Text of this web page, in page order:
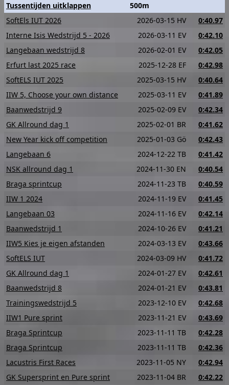
Tussentijden uitklappen
500m
SoftEls IUT 2026
2026-03-15 HV 0:40.97
Interne Isis Wedstrijd 5 - 2026
2026-03-11 EV 0:42.10
Langebaan wedstrijd 8
2026-02-01 EV 0:42.05
Erfurt last 2025 race
2025-12-28 EF 0:42.98
SoftELS IUT 2025
2025-03-15 HV 0:40.64
IIW 5, Choose your own distance
2025-03-11 EV 0:41.89
Baanwedstrijd 9
2025-02-09 EV 0:42.34
GK Allround dag 1
2025-02-01 BR 0:41.62
New Year kick off competition
2025-01-03 Gö 0:42.43
Langebaan 6
2024-12-22 TB 0:41.42
NSK allround dag 1
2024-11-30 EN 0:40.54
Braga sprintcup
2024-11-23 TB 0:40.59
IIW 1 2024
2024-11-19 EV 0:41.45
Langebaan 03
2024-11-16 EV 0:42.14
Baanwedstrijd 1
2024-10-26 EV 0:41.21
IIW5 Kies je eigen afstanden
2024-03-13 EV 0:43.66
SoftELS IUT
2024-03-09 HV 0:41.72
GK Allround dag 1
2024-01-27 EV 0:42.61
Baanwedstrijd 8
2024-01-21 EV 0:43.81
Trainingswedstrijd 5
2023-12-10 EV 0:42.68
IIW1 Pure sprint
2023-11-21 EV 0:43.69
Braga Sprintcup
2023-11-11 TB 0:42.28
Braga Sprintcup
2023-11-11 TB 0:42.36
Lacustris First Races
2023-11-05 NY 0:42.94
GK Supersprint en Pure sprint
2023-11-04 BR 0:42.22